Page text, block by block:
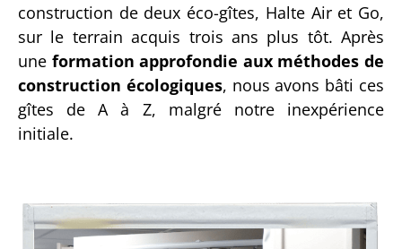
construction de deux éco-gîtes, Halte Air et Go,
sur le terrain acquis trois ans plus tôt. Après
une formation approfondie aux méthodes de
construction écologiques, nous avons bâti ces
gîtes de A à Z, malgré notre inexpérience
initiale.